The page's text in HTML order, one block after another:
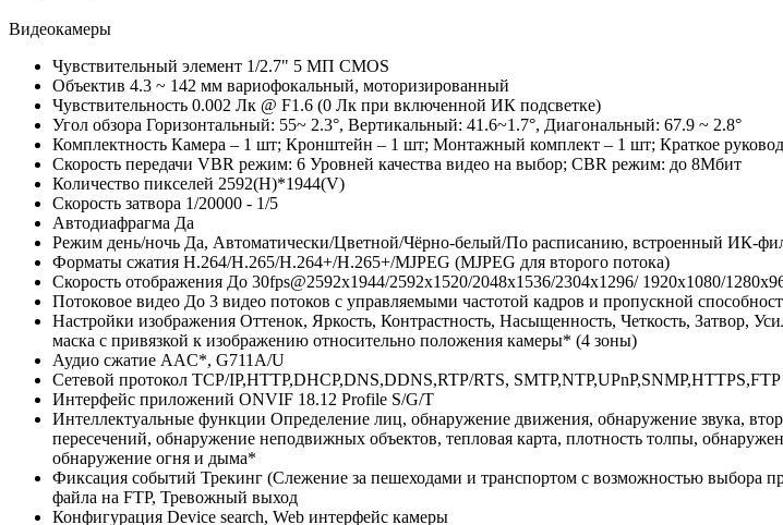
Видеокамеры
Чувствительный элемент 1/2.7" 5 МП CMOS
Объектив 4.3 ~ 142 мм вариофокальный, моторизированный
Чувствительность 0.002 Лк @ F1.6 (0 Лк при включенной ИК подсветке)
Угол обзора Горизонтальный: 55~ 2.3°, Вертикальный: 41.6~1.7°, Диагональный: 67.9 ~ 2.8°
Комплектность Камера – 1 шт; Кронштейн – 1 шт; Монтажный комплект – 1 шт; Краткое
Скорость передачи VBR режим: 6 Уровней качества видео на выбор; CBR режим: до 8Мбит
Количество пикселей 2592(H)*1944(V)
Скорость затвора 1/20000 - 1/5
Автодиафрагма Да
Режим день/ночь Да, Автоматически/Цветной/Чёрно-белый/По расписанию, встроенный ИК-
Форматы сжатия Н.264/H.265/Н.264+/H.265+/MJPEG (MJPEG для второго потока)
Скорость отображения До 30fps@2592x1944/2592x1520/2048x1536/2304x1296/ 1920x1080/
Потоковое видео До 3 видео потоков с управляемыми частотой кадров и пропускной
Настройки изображения Оттенок, Яркость, Контрастность, Насыщенность, Четкость, Затвор,
маска с привязкой к изображению относительно положения камеры* (4 зоны)
Аудио сжатие AAC*, G711A/U
Сетевой протокол TCP/IP,HTTP,DHCP,DNS,DDNS,RTP/RTS, SMTP,NTP,UPnP,SNMP,HTTPS,FTP
Интерфейс приложений ONVIF 18.12 Profile S/G/T
Интеллектуальные функции Определение лиц, обнаружение движения, обнаружение звука,
пересечений, обнаружение неподвижных объектов, тепловая карта, плотность толпы,
обнаружение огня и дыма*
Фиксация событий Трекинг (Слежение за пешеходами и транспортом с возможностью выбора
файла на FTP, Тревожный выход
Конфигурация Device search, Web интерфейс камеры